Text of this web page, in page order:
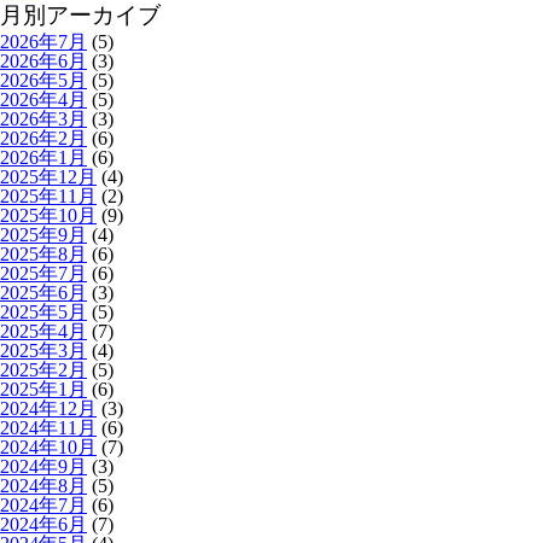
月別アーカイブ
2026年7月 (5)
2026年6月 (3)
2026年5月 (5)
2026年4月 (5)
2026年3月 (3)
2026年2月 (6)
2026年1月 (6)
2025年12月 (4)
2025年11月 (2)
2025年10月 (9)
2025年9月 (4)
2025年8月 (6)
2025年7月 (6)
2025年6月 (3)
2025年5月 (5)
2025年4月 (7)
2025年3月 (4)
2025年2月 (5)
2025年1月 (6)
2024年12月 (3)
2024年11月 (6)
2024年10月 (7)
2024年9月 (3)
2024年8月 (5)
2024年7月 (6)
2024年6月 (7)